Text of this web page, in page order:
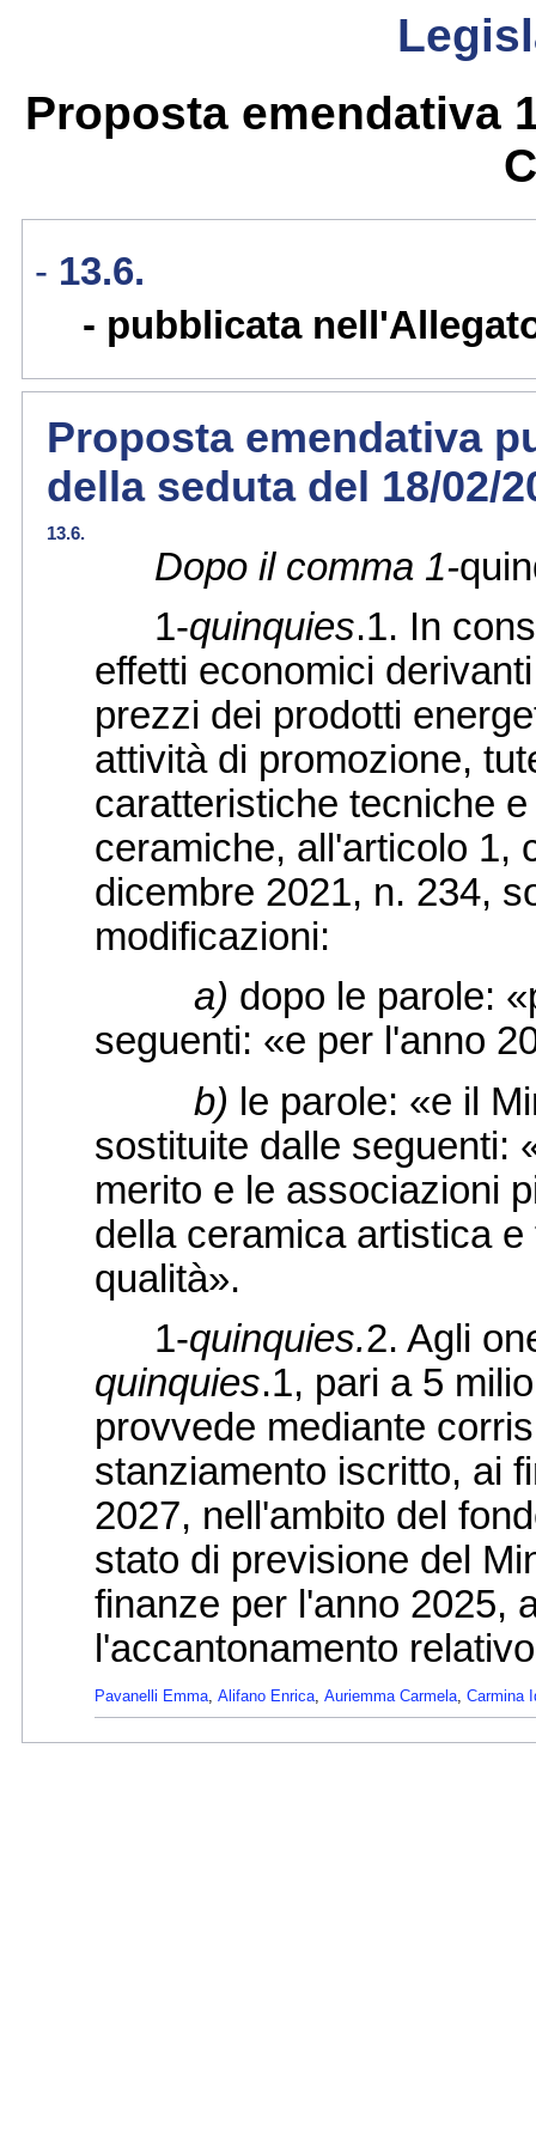
Proposta emendativa
13.6.
pubblicata
Proposta emendativa
della seduta del 18/02/
13.6.
Dopo il comma 1-
1-quinquies.1. In
effetti economici
prezzi dei prodotti
attività di promozione,
caratteristiche tecniche
ceramiche, all'articolo 1,
dicembre 2021, n. 234,
modificazioni:
a) dopo le parole:
seguenti: «e per l'anno
b) le parole: «e il
sostituite dalle seguenti:
merito e le associazioni
della ceramica artistica
qualità».
1-quinquies.2. Agli
quinquies.1, pari a 5
provvede mediante
stanziamento iscritto, ai
2027, nell'ambito del
stato di previsione del
finanze per l'anno 2025,
l'accantonamento
Pavanelli Emma, Alifano Enrica, Auriemma Carmela, Carmina